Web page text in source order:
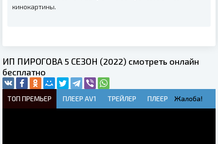
кинокартины.
ИП ПИРОГОВА 5 СЕЗОН (2022) смотреть онлайн
бесплатно
ТОП ПРЕМЬЕР ПЛЕЕР AV1 ТРЕЙЛЕР ПЛЕЕР Жалоба!